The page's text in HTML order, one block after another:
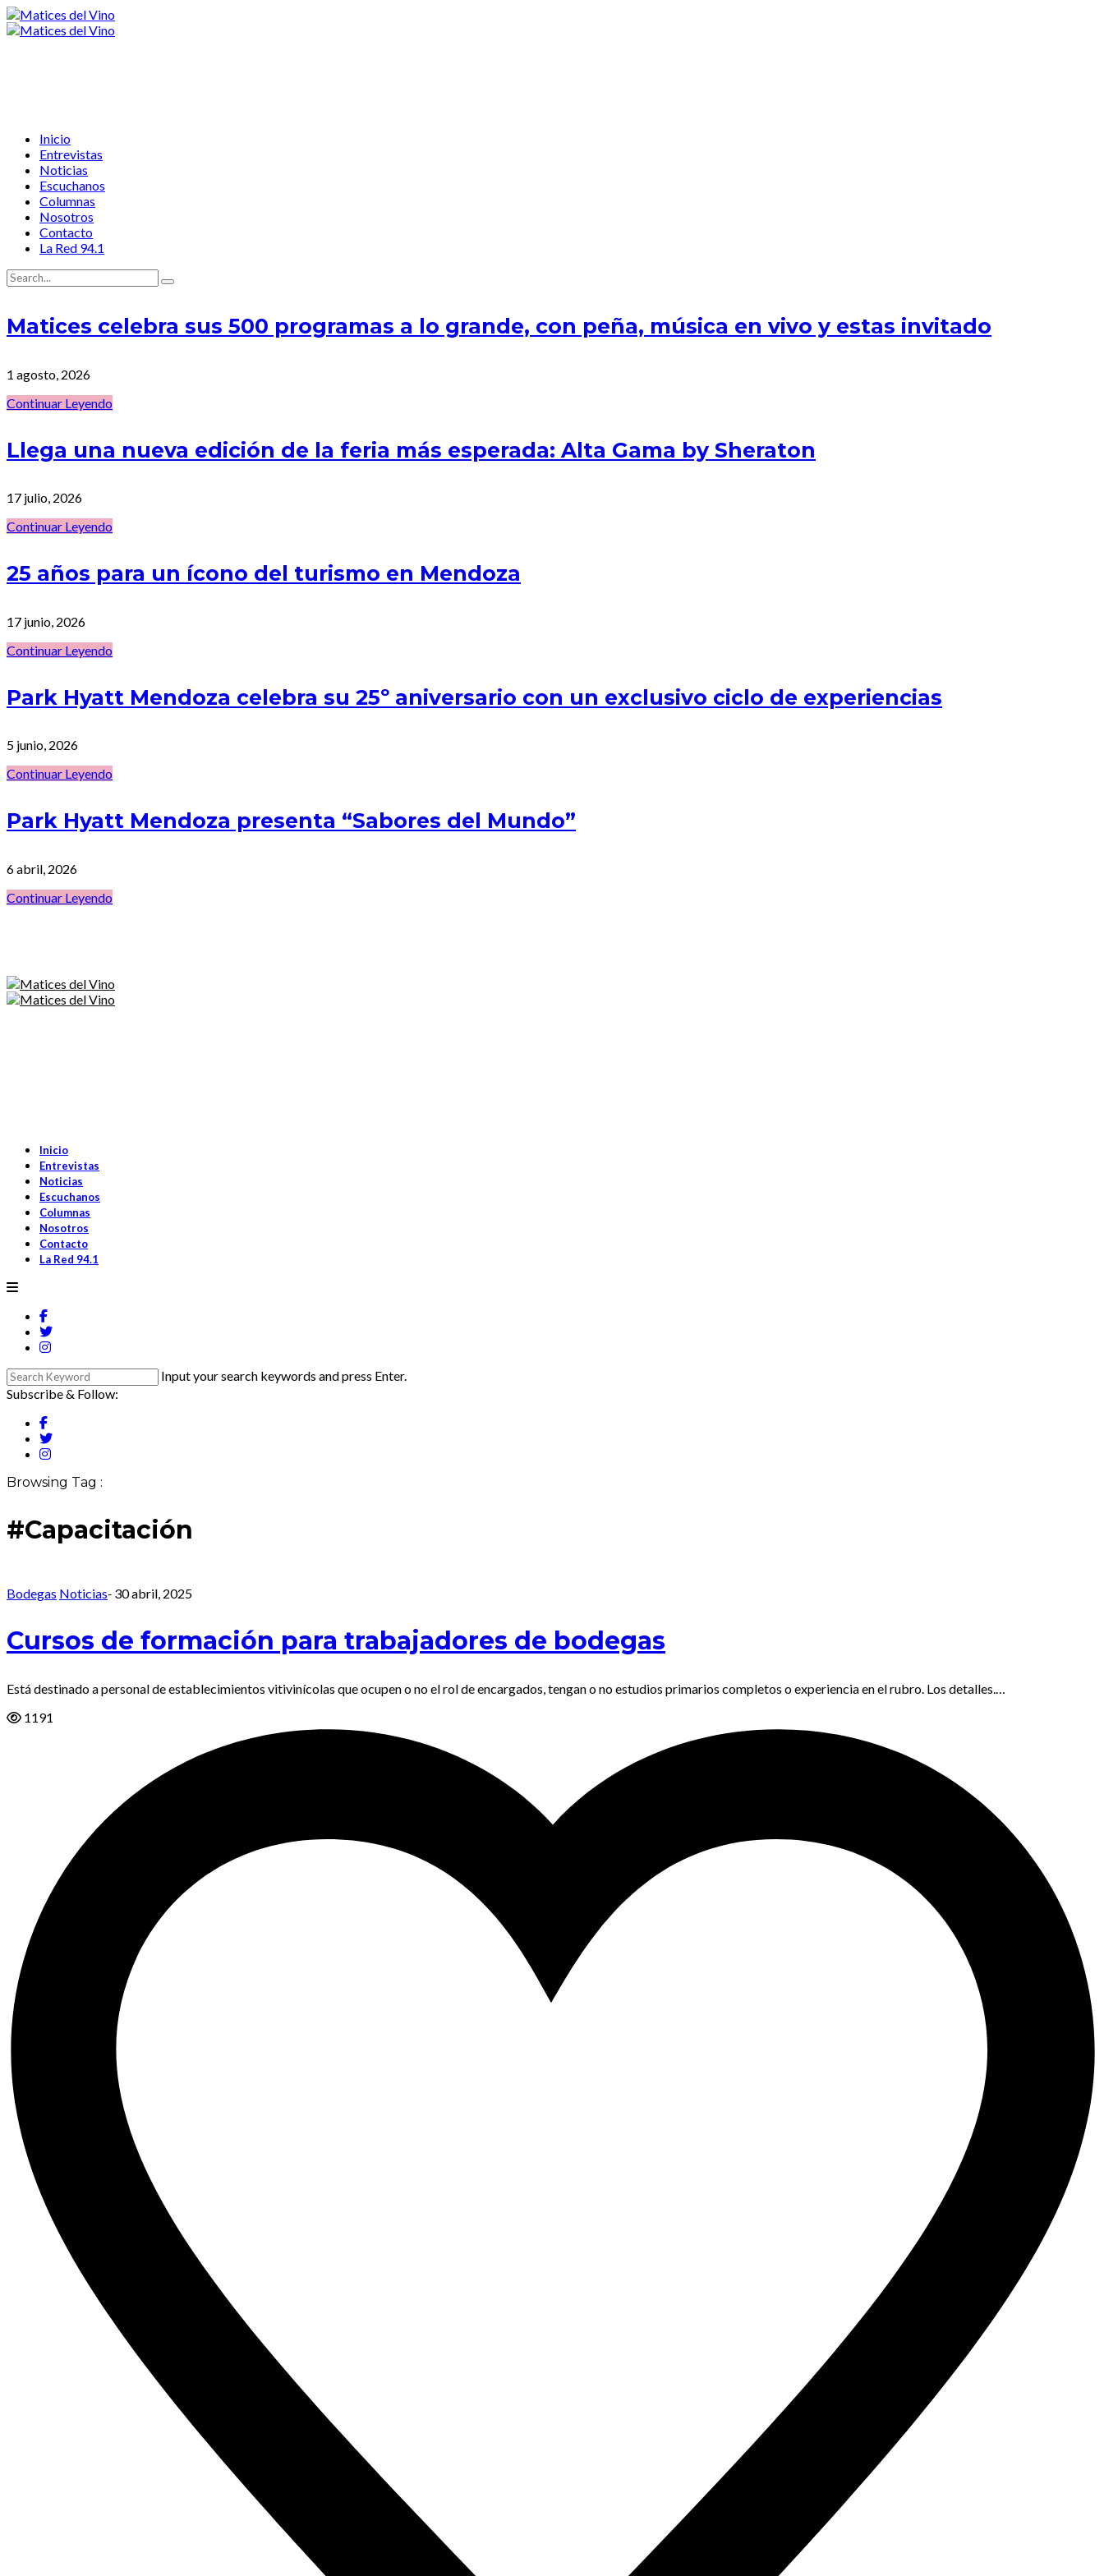
Inicio
Entrevistas
Noticias
Escuchanos
Columnas
Nosotros
Contacto
La Red 94.1
Matices celebra sus 500 programas a lo grande, con peña, música en vivo y estas invitado
1 agosto, 2026
Continuar Leyendo
Llega una nueva edición de la feria más esperada: Alta Gama by Sheraton
17 julio, 2026
Continuar Leyendo
25 años para un ícono del turismo en Mendoza
17 junio, 2026
Continuar Leyendo
Park Hyatt Mendoza celebra su 25º aniversario con un exclusivo ciclo de experiencias
5 junio, 2026
Continuar Leyendo
Park Hyatt Mendoza presenta “Sabores del Mundo”
6 abril, 2026
Continuar Leyendo
Inicio
Entrevistas
Noticias
Escuchanos
Columnas
Nosotros
Contacto
La Red 94.1
Input your search keywords and press Enter.
Subscribe & Follow:
Browsing Tag :
#Capacitación
Bodegas Noticias- 30 abril, 2025
Cursos de formación para trabajadores de bodegas
Está destinado a personal de establecimientos vitivinícolas que ocupen o no el rol de encargados, tengan o no estudios primarios completos o experiencia en el rubro. Los detalles.…
1191